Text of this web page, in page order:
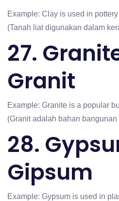
Example: Clay is used in
(Tanah liat digunakan dalam
27.
Granit
Example: Granite is a popular
(Granit adalah bahan
28.
Gipsum
Example: Gypsum is used in